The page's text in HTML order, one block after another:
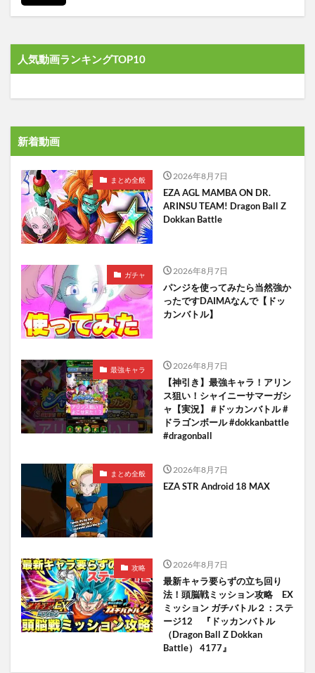
人気動画ランキングTOP10
新着動画
まとめ全般 2026年8月7日
EZA AGL MAMBA ON DR.
ARINSU TEAM! Dragon Ball Z
Dokkan Battle
ガチャ 2026年8月7日
パンジを使ってみたら当然強か
ったですDAIMAなんで【ドッ
カンバトル】
最強キャラ 2026年8月7日
【神引き】最強キャラ！アリン
ス狙い！シャイニーサマーガシ
ャ【実況】 #ドッカンバトル #
ドラゴンボール #dokkanbattle
#dragonball
まとめ全般 2026年8月7日
EZA STR Android 18 MAX
攻略 2026年8月7日
最新キャラ要らずの立ち回り
法！頭脳戦ミッション攻略 EX
ミッション ガチバトル２：ステ
ージ12 『ドッカンバトル
（Dragon Ball Z Dokkan
Battle） 4177』